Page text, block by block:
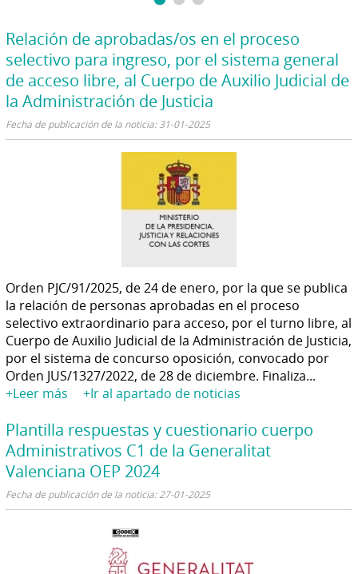
Relación de aprobadas/os en el proceso
selectivo para ingreso, por el sistema general
de acceso libre, al Cuerpo de Auxilio Judicial de
la Administración de Justicia
Fecha de publicación de la noticia: 31-01-2025
Orden PJC/91/2025, de 24 de enero, por la que se publica
la relación de personas aprobadas en el proceso
selectivo extraordinario para acceso, por el turno libre, al
Cuerpo de Auxilio Judicial de la Administración de Justicia,
por el sistema de concurso oposición, convocado por
Orden JUS/1327/2022, de 28 de diciembre. Finaliza...
+Leer más
+Ir al apartado de noticias
Plantilla respuestas y cuestionario cuerpo
Administrativos C1 de la Generalitat
Valenciana OEP 2024
Fecha de publicación de la noticia: 27-01-2025